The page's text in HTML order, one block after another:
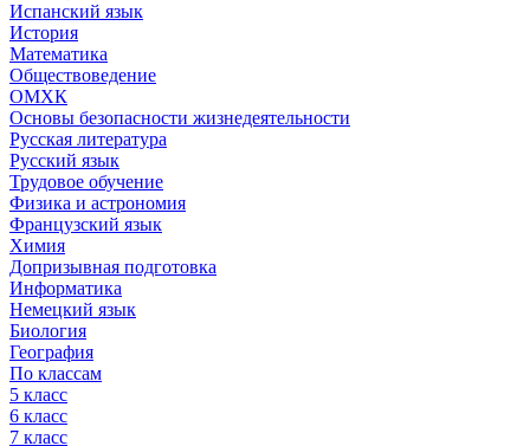
Испанский язык
История
Математика
Обществоведение
ОМХК
Основы безопасности жизнедеятельности
Русская литература
Русский язык
Трудовое обучение
Физика и астрономия
Французский язык
Химия
Допризывная подготовка
Информатика
Немецкий язык
Биология
География
По классам
5 класс
6 класс
7 класс